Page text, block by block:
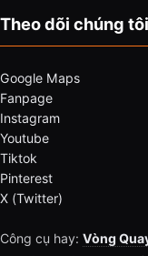
Theo dõi chúng tôi
Google Maps
Fanpage
Instagram
Youtube
Tiktok
Pinterest
X (Twitter)
Công cụ hay: Vòng